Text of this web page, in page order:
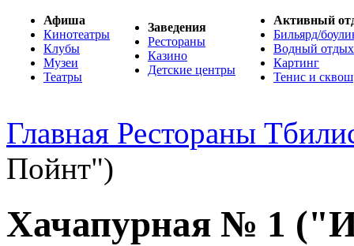
Афиша
Кинотеатры
Клубы
Музеи
Театры
Заведения
Рестораны
Казино
Детские центры
Активный
Бильярд/
Водный отдых
Картинг
Тенис и сквош
Главная Рестораны
Пойнт")
Хачапурная № 1